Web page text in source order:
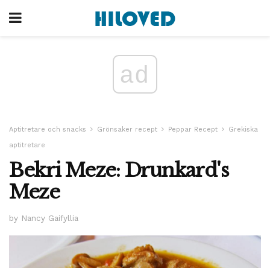
ad
Aptitretare och snacks Grönsaker recept Peppar Recept
Grekiska
aptitretare
Bekri Meze: Drunkard's
Meze
by Nancy Gaifyllia